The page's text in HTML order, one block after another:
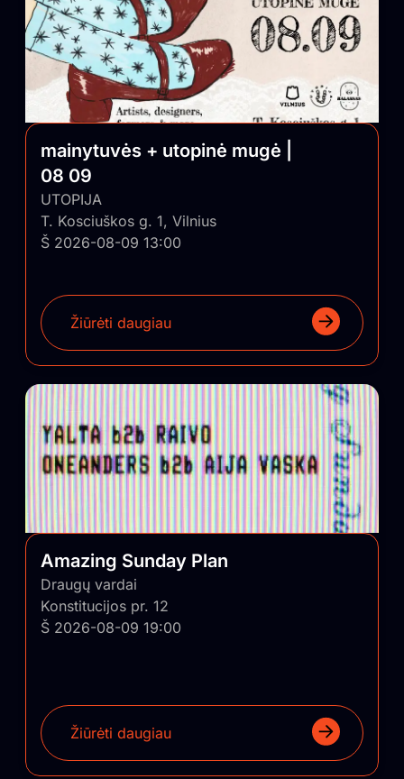
mainytuvės + utopinė mugė |
08 09
UTOPIJA
T. Kosciuškos g. 1, Vilnius
Š 2026-08-09 13:00
Žiūrėti daugiau
Amazing Sunday Plan
Draugų vardai
Konstitucijos pr. 12
Š 2026-08-09 19:00
Žiūrėti daugiau